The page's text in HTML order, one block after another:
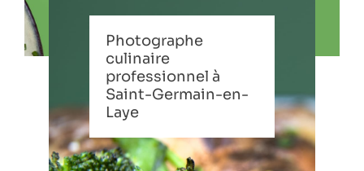
Photographe
culinaire
professionnel à
Saint-Germain-en-
Laye